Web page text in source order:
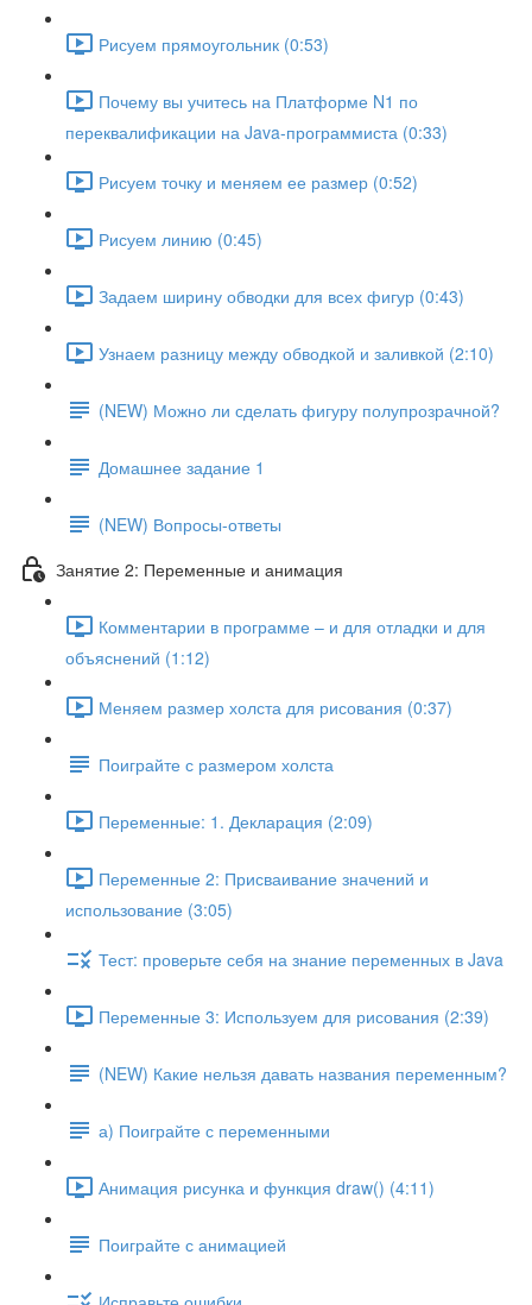
Рисуем прямоугольник (0:53)
Почему вы учитесь на Платформе N1 по
переквалификации на Java-программиста (0:33)
Рисуем точку и меняем ее размер (0:52)
Рисуем линию (0:45)
Задаем ширину обводки для всех фигур (0:43)
Узнаем разницу между обводкой и заливкой (2:10)
(NEW) Можно ли сделать фигуру полупрозрачной?
Домашнее задание 1
(NEW) Вопросы-ответы
Занятие 2: Переменные и анимация
Комментарии в программе – и для отладки и для
объяснений (1:12)
Меняем размер холста для рисования (0:37)
Поиграйте с размером холста
Переменные: 1. Декларация (2:09)
Переменные 2: Присваивание значений и
использование (3:05)
Тест: проверьте себя на знание переменных в Java
Переменные 3: Используем для рисования (2:39)
(NEW) Какие нельзя давать названия переменным?
а) Поиграйте с переменными
Анимация рисунка и функция draw() (4:11)
Поиграйте с анимацией